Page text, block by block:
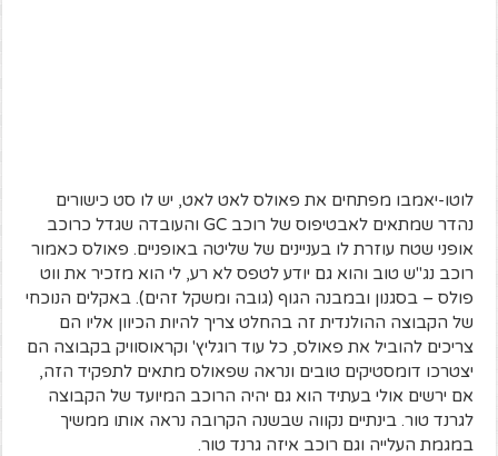
לוטו-יאמבו מפתחים את פאולס לאט לאט, יש לו סט כישורים
נהדר שמתאים לאבטיפוס של רוכב GC והעובדה שגדל כרוכב
אופני שטח עוזרת לו בעניינים של שליטה באופניים. פאולס כאמור
רוכב נג"ש טוב והוא גם יודע לטפס לא רע, לי הוא מזכיר את ווט
פולס – בסגנון ובמבנה הגוף (גובה ומשקל זהים). באקלים הנוכחי
של הקבוצה ההולנדית זה בהחלט צריך להיות הכיוון אליו הם
צריכים להוביל את פאולס, כל עוד רוגליץ' וקראוסוויק בקבוצה הם
יצטרכו דומסטיקים טובים ונראה שפאולס מתאים לתפקיד הזה,
אם ירשים אולי בעתיד הוא גם יהיה הרוכב המיועד של הקבוצה
לגרנד טור. בינתיים נקווה שבשנה הקרובה נראה אותו ממשיך
במגמת העלייה וגם רוכב איזה גרנד טור.